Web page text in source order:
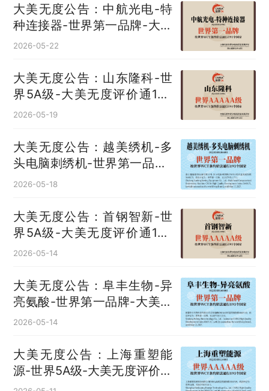
大美无度公告：中航光电-特
种连接器‌-世界第一品牌-大美
无度评价通193国
2026-05-22
大美无度公告：山东隆科-世
界5A级-大美无度评价通193
国
2026-05-19
大美无度公告：越美绣机-多
头电脑刺绣机‌-世界第一品牌-
大美无度评价通193国
2026-05-18
大美无度公告：首钢智新-世
界5A级-大美无度评价通193
国
2026-05-14
大美无度公告：阜丰生物-异
亮氨酸‌-世界第一品牌-大美无
度评价通193国
2026-05-14
大美无度公告：上海重塑能
源-世界5A级-大美无度评价通
193国